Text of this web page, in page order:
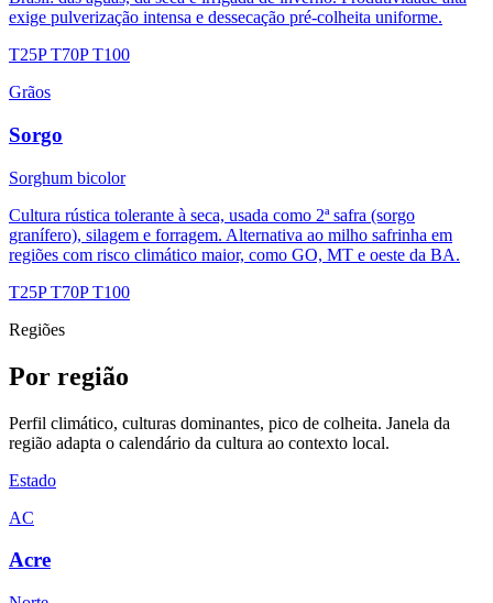
exige pulverização intensa e dessecação pré-colheita uniforme.
T25PT70PT100
Grãos
Sorgo
Sorghum bicolor
Cultura rústica tolerante à seca, usada como 2ª safra (sorgo
granífero), silagem e forragem. Alternativa ao milho safrinha em
regiões com risco climático maior, como GO, MT e oeste da BA.
T25PT70PT100
Regiões
Por região
Perfil climático, culturas dominantes, pico de colheita. Janela da
região adapta o calendário da cultura ao contexto local.
Estado
AC
Acre